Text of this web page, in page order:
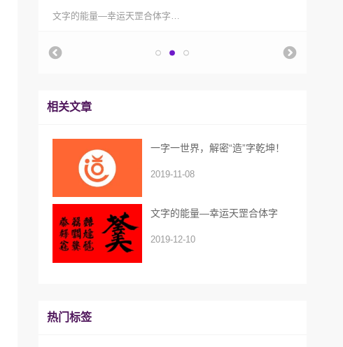
文字的能量—幸运天罡合体字…
相关文章
一字一世界，解密“造”字乾坤！
2019-11-08
文字的能量—幸运天罡合体字
2019-12-10
热门标签